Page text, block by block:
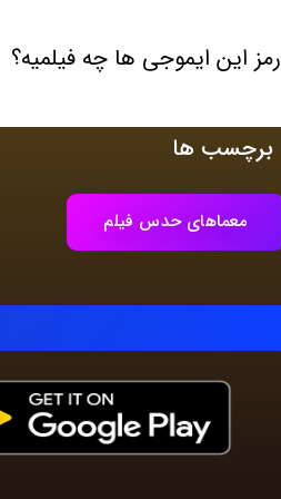
رمز این ایموجی ها چه فیلمیه؟
برچسب ها
معماهای حدس فیلم